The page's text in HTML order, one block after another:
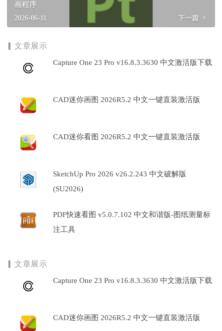
画程序
2026-06-11 下一篇
文章展示
Capture One 23 Pro v16.8.3.3630 中文激活版下载
CAD迷你画图 2026R5.2 中文一键直装激活版
CAD迷你看图 2026R5.2 中文一键直装激活版
SketchUp Pro 2026 v26.2.243 中文破解版
(SU2026)
PDF快速看图 v5.0.7.102 中文和谐版-图纸测量标
注工具
文章展示
Capture One 23 Pro v16.8.3.3630 中文激活版下载
CAD迷你画图 2026R5.2 中文一键直装激活版